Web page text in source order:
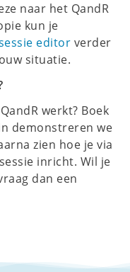
naar het QandR
kun je
editor verder
situatie.
werkt? Boek
demonstreren we
zien hoe je via
inricht. Wil je
dan een